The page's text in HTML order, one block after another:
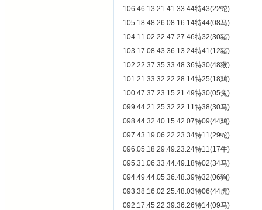
106.46.13.21.41.33.44特43(22蛇)
105.18.48.26.08.16.14特44(08马)
104.11.02.22.47.27.46特32(30猪)
103.17.08.43.36.13.24特41(12猪)
102.22.37.35.33.48.36特30(48猴)
101.21.33.32.22.28.14特25(18鸡)
100.47.37.23.15.21.49特30(05兔)
099.44.21.25.32.22.11特38(30马)
098.44.32.40.15.42.07特09(44鸡)
097.43.19.06.22.23.34特11(29蛇)
096.05.18.29.49.23.24特11(17牛)
095.31.06.33.44.49.18特02(34马)
094.49.44.05.36.48.39特32(06狗)
093.38.16.02.25.48.03特06(44虎)
092.17.45.22.39.36.26特14(09马)